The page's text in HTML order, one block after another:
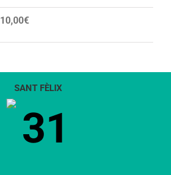
10,00€
SANT FÈLIX
31